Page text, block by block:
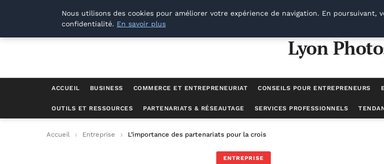
Lyon Photos
Lyon
ACCUEIL BUSINESS COMMERCE ET ENTREPRENEURIAT CONSEILS POUR ENTREPRENEURS
OUTILS ET RESSOURCES PARTENARIATS & RÉSEAUTAGE SERVICES PROFESSIONNELS
Accueil Entreprise L’importance des partenariats pour la croissance de votre entreprise
ENTREPRISE
Nous utilisons des cookies pour améliorer votre expérience de navigation. En poursuivant,
confidentialité. En savoir plus